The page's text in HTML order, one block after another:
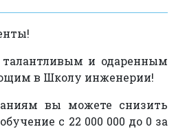
и одаренным
в Школу инженерии!
вы можете снизить
с 22 000 000 до 0 за